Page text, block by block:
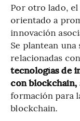
Por otro lado,
orientado a
innovación
Se plantean
relacionadas
tecnologías de
con blockchain,
formación para
blockchain.